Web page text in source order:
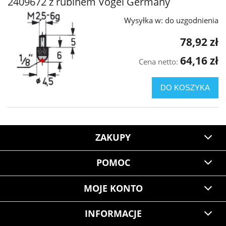
Wysyłka w: do uzgodnienia
78,92 zł
Cena netto: 64,16 zł
DO KOSZYKA
ZAKUPY
POMOC
MOJE KONTO
INFORMACJE